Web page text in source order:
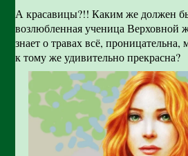
А красавицы?!! Каким же должен
возлюбленная ученица Верховной
знает о травах всё,
к тому же удивительно прекрасна?